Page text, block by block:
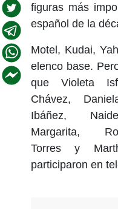
figuras más
español de la
Motel, Kudai,
elenco base.
que Violeta
Chávez,
Ibáñez,
Margarita,
Torres y
participaron en